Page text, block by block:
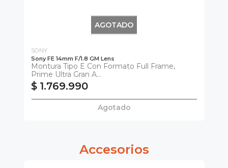
AGOTADO
SONY
Sony FE 14mm F/1.8 GM Lens
Montura Tipo E Con Formato Full Frame,
Prime Ultra Gran A...
$ 1.769.990
Agotado
Accesorios